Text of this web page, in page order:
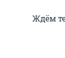
Ждём